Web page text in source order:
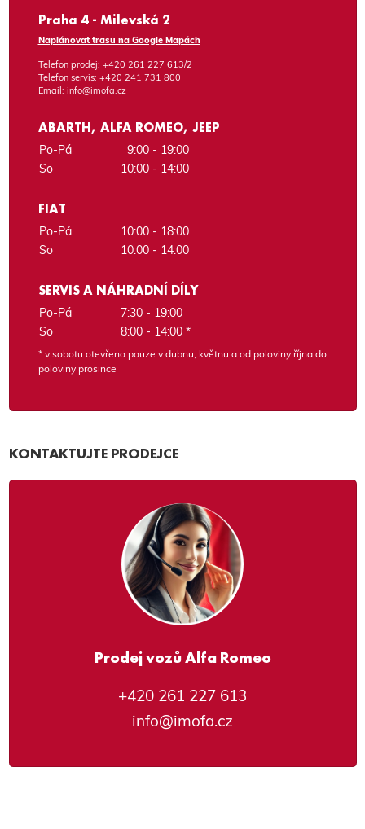
Praha 4 - Milevská 2
Naplánovat trasu na Google Mapách
Telefon prodej: +420 261 227 613/2
Telefon servis: +420 241 731 800
Email: info@imofa.cz
ABARTH, ALFA ROMEO, JEEP
Po-Pá
9:00 - 19:00
So
10:00 - 14:00
FIAT
Po-Pá
10:00 - 18:00
So
10:00 - 14:00
SERVIS A NÁHRADNÍ DÍLY
Po-Pá
7:30 - 19:00
So
8:00 - 14:00 *
* v sobotu otevřeno pouze v dubnu, květnu a od poloviny října do
poloviny prosince
KONTAKTUJTE PRODEJCE
Prodej vozů Alfa Romeo
+420 261 227 613
info@imofa.cz